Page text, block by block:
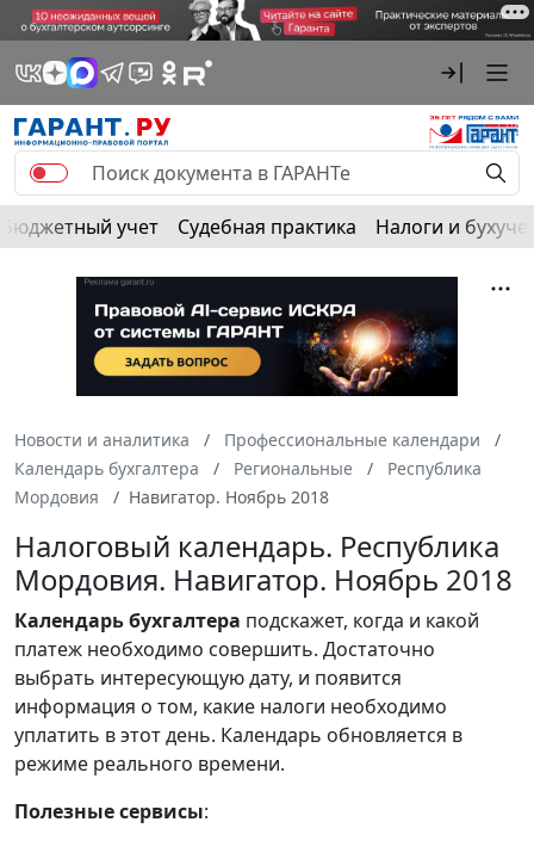
Бюджетный учет Судебная практика Налоги и
Новости и аналитика
Профессиональные календари
Календарь бухгалтера
Региональные
Республика
Мордовия
Навигатор. Ноябрь 2018
Налоговый календарь. Республика
Мордовия. Навигатор. Ноябрь 2018
Календарьбухгалтера подскажет, когда и какой
платеж необходимо совершить. Достаточно
выбрать интересующую дату, и появится
информация о том, какие налоги необходимо
уплатить в этот день. Календарь обновляется в
режиме реального времени.
Полезные сервисы: